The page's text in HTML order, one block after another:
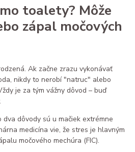
vitamíny
doplnky pre zvieratá
kvalitné granule pre psa
toalety? Môže
zápal močových
Ak začne zrazu vykonávať
nikdy to nerobí "natruc" alebo
je za tým vážny dôvod – buď
dôvody sú u mačiek extrémne
medicína vie, že stres je hlavným
močového mechúra (FIC).